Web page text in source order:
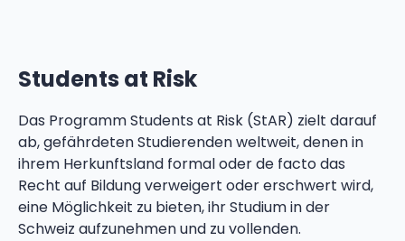
Students at Risk
Das Programm Students at Risk (StAR) zielt darauf
ab, gefährdeten Studierenden weltweit, denen in
ihrem Herkunftsland formal oder de facto das
Recht auf Bildung verweigert oder erschwert wird,
eine Möglichkeit zu bieten, ihr Studium in der
Schweiz aufzunehmen und zu vollenden.